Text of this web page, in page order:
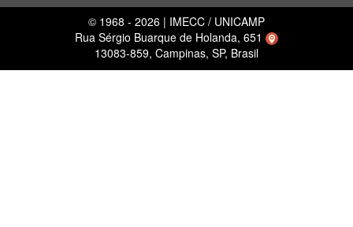
© 1968 - 2026 | IMECC / UNICAMP
Rua Sérgio Buarque de Holanda, 651
13083-859, Campinas, SP, Brasil